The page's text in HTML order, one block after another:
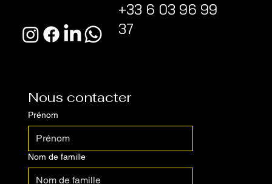
+33 6 03 96 99
37
Nous contacter
Prénom
Nom de famille